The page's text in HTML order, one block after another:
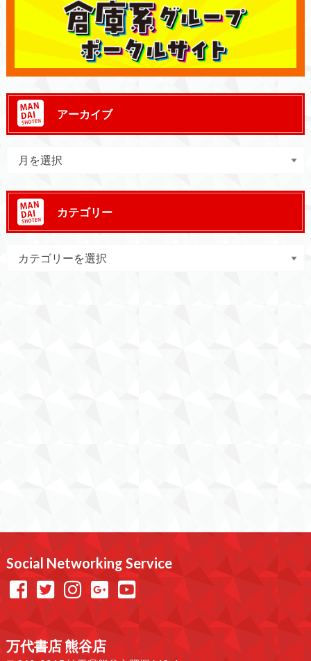
アーカイブ
カテゴリー
Social Networking Service
万代書店 熊谷店